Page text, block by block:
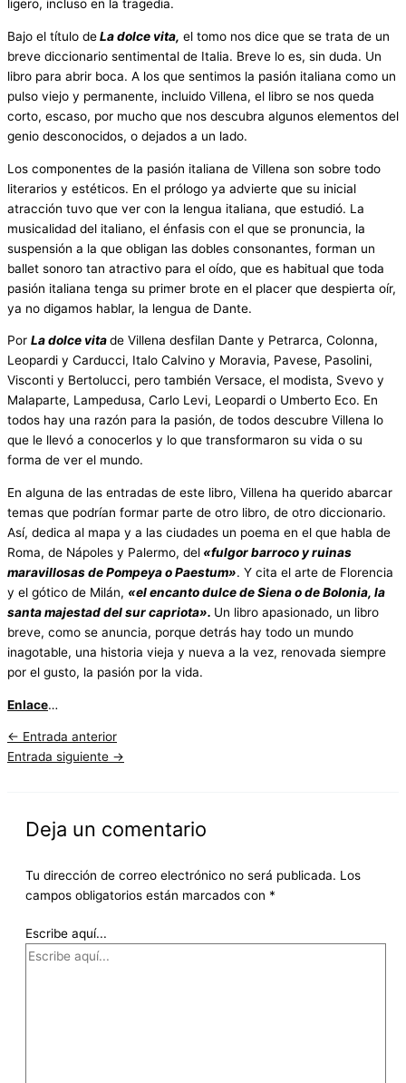
ligero, incluso en la tragedia.
Bajo el título deLa dolce vita, el tomo nos dice que se trata de un
breve diccionario sentimental de Italia. Breve lo es, sin duda. Un
libro para abrir boca. A los que sentimos la pasión italiana como un
pulso viejo y permanente, incluido Villena, el libro se nos queda
corto, escaso, por mucho que nos descubra algunos elementos del
genio desconocidos, o dejados a un lado.
Los componentes de la pasión italiana de Villena son sobre todo
literarios y estéticos. En el prólogo ya advierte que su inicial
atracción tuvo que ver con la lengua italiana, que estudió. La
musicalidad del italiano, el énfasis con el que se pronuncia, la
suspensión a la que obligan las dobles consonantes, forman un
ballet sonoro tan atractivo para el oído, que es habitual que toda
pasión italiana tenga su primer brote en el placer que despierta oír,
ya no digamos hablar, la lengua de Dante.
Por La dolce vitade Villena desfilan Dante y Petrarca, Colonna,
Leopardi y Carducci, Italo Calvino y Moravia, Pavese, Pasolini,
Visconti y Bertolucci, pero también Versace, el modista, Svevo y
Malaparte, Lampedusa, Carlo Levi, Leopardi o Umberto Eco. En
todos hay una razón para la pasión, de todos descubre Villena lo
que le llevó a conocerlos y lo que transformaron su vida o su
forma de ver el mundo.
En alguna de las entradas de este libro, Villena ha querido abarcar
temas que podrían formar parte de otro libro, de otro diccionario.
Así, dedica al mapa y a las ciudades un poema en el que habla de
Roma, de Nápoles y Palermo, del «fulgor barroco y ruinas
maravillosas de Pompeya o Paestum». Y cita el arte de Florencia
y el gótico de Milán, «el encanto dulce de Siena o de Bolonia, la
santa majestad del sur capriota». Un libro apasionado, un libro
breve, como se anuncia, porque detrás hay todo un mundo
inagotable, una historia vieja y nueva a la vez, renovada siempre
por el gusto, la pasión por la vida.
Enlace…
← Entrada anterior
Entrada siguiente →
Deja un comentario
Tu dirección de correo electrónico no será publicada. Los
campos obligatorios están marcados con *
Escribe aquí...